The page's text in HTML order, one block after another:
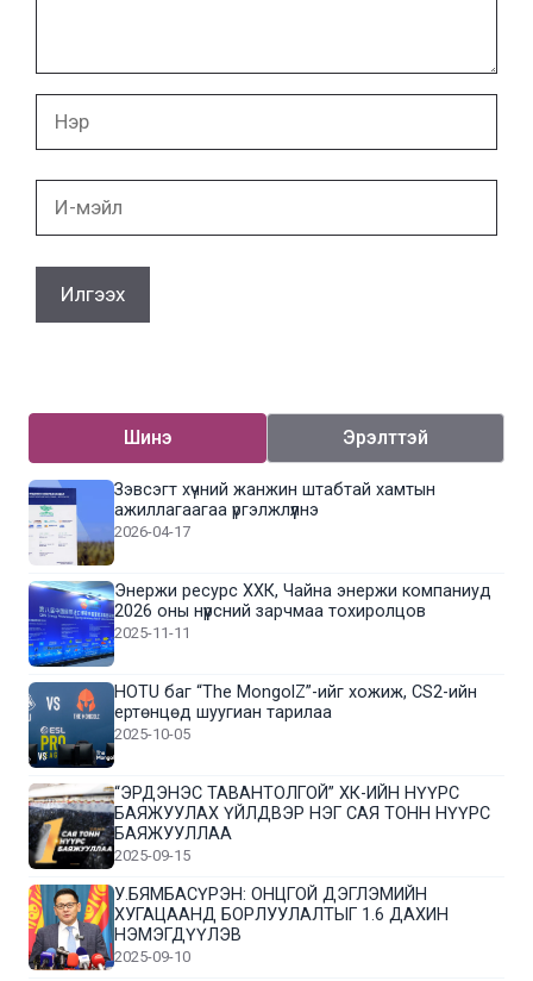
Шинэ Эрэлттэй
Зэвсэгт хүчний жанжин штабтай хамтын
ажиллагаагаа үргэлжлүүлнэ
2026-04-17
Энержи ресурс ХХК, Чайна энержи компаниуд
2026 оны нүүрсний зарчмаа тохиролцов
2025-11-11
HOTU баг “The MongolZ”-ийг хожиж, CS2-ийн
ертөнцөд шуугиан тарилаа
2025-10-05
“ЭРДЭНЭС ТАВАНТОЛГОЙ” ХК-ИЙН НҮҮРС
БАЯЖУУЛАХ ҮЙЛДВЭР НЭГ САЯ ТОНН НҮҮРС
БАЯЖУУЛЛАА
2025-09-15
У.БЯМБАСҮРЭН: ОНЦГОЙ ДЭГЛЭМИЙН
ХУГАЦААНД БОРЛУУЛАЛТЫГ 1.6 ДАХИН
НЭМЭГДҮҮЛЭВ
2025-09-10